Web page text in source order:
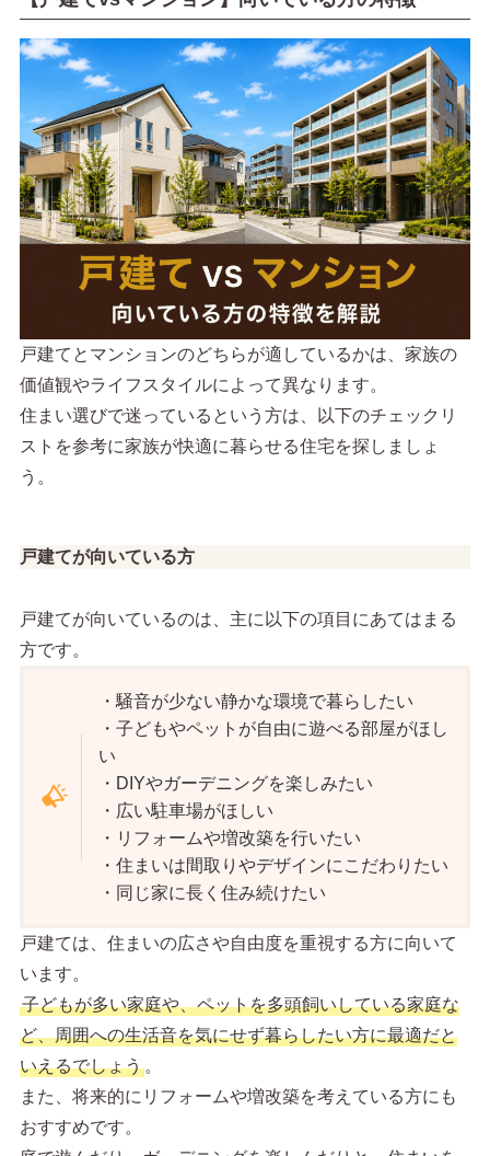
戸建てとマンションのどちらが適しているかは、家族の
価値観やライフスタイルによって異なります。
住まい選びで迷っているという方は、以下のチェックリ
ストを参考に家族が快適に暮らせる住宅を探しましょ
う。
戸建てが向いている方
戸建てが向いているのは、主に以下の項目にあてはまる
方です。
・騒音が少ない静かな環境で暮らしたい
・子どもやペットが自由に遊べる部屋がほし
い
・DIYやガーデニングを楽しみたい
・広い駐車場がほしい
・リフォームや増改築を行いたい
・住まいは間取りやデザインにこだわりたい
・同じ家に長く住み続けたい
戸建ては、住まいの広さや自由度を重視する方に向いて
います。
子どもが多い家庭や、ペットを多頭飼いしている家庭な
ど、周囲への生活音を気にせず暮らしたい方に最適だと
いえるでしょう。
また、将来的にリフォームや増改築を考えている方にも
おすすめです。